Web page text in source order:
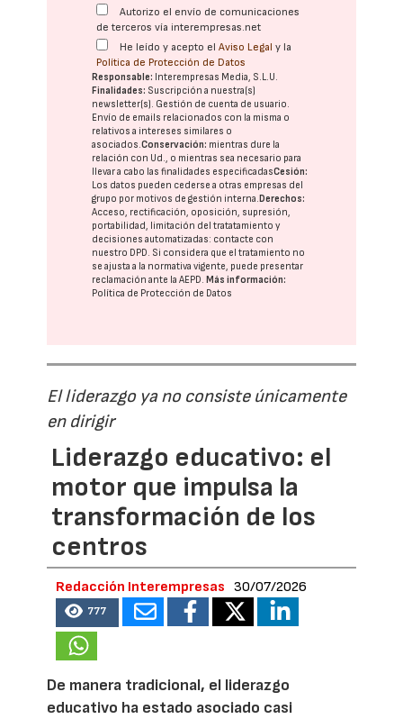
Autorizo el envío de comunicaciones
de terceros vía interempresas.net
He leído y acepto elAviso Legal y la
Política de Protección de Datos
Responsable: Interempresas Media, S.L.U.
Finalidades: Suscripción a nuestra(s)
newsletter(s). Gestión de cuenta de usuario.
Envío de emails relacionados con la misma o
relativos a intereses similares o
asociados.Conservación: mientras dure la
relación con Ud., o mientras sea necesario para
llevar a cabo las finalidades especificadasCesión:
Los datos pueden cederse a otras empresas del
grupo por motivos de gestión interna.Derechos:
Acceso, rectificación, oposición, supresión,
portabilidad, limitación del tratatamiento y
decisiones automatizadas: contacte con
nuestro DPD . Si considera que el tratamiento no
se ajusta a la normativa vigente, puede presentar
reclamación ante laAEPD .Más información:
Política de Protección de Datos
El liderazgo ya no consiste únicamente
en dirigir
Liderazgo educativo: el
motor que impulsa la
transformación de los
centros
Redacción Interempresas 30/07/2026
777
De manera tradicional, el liderazgo
educativo ha estado asociado casi